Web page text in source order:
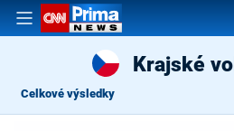
Krajské
Celkové výsledky